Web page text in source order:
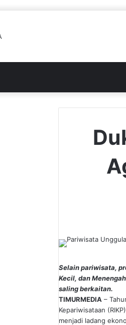
Selain pariwisata,
Kecil, dan
saling berkaitan.
TIMURMEDIA –
Kepariwisataan
menjadi ladang